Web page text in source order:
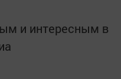
и интересным в